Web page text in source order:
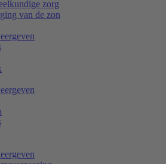
zorg
van de zon